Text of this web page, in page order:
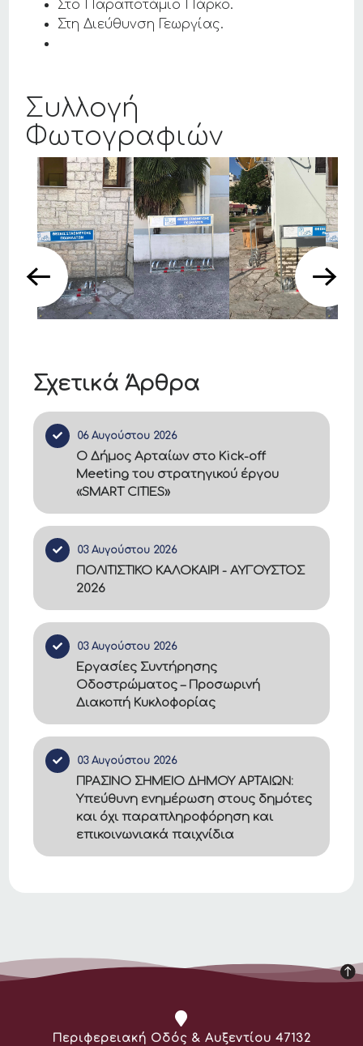
Σχετικά Άρθρα
06 Αυγούστου 2026
Ο Δήμος Αρταίων στο Kick-off
Meeting του στρατηγικού έργου
«SMART CITIES»
03 Αυγούστου 2026
ΠΟΛΙΤΙΣΤΙΚΟ ΚΑΛΟΚΑΙΡΙ - ΑΥΓΟΥΣΤΟΣ
2026
03 Αυγούστου 2026
Εργασίες Συντήρησης
Οδοστρώματος – Προσωρινή
Διακοπή Κυκλοφορίας
03 Αυγούστου 2026
ΠΡΑΣΙΝΟ ΣΗΜΕΙΟ ΔΗΜΟΥ ΑΡΤΑΙΩΝ:
Υπεύθυνη ενημέρωση στους δημότες
και όχι παραπληροφόρηση και
επικοινωνιακά παιχνίδια
Στο Παραποτάμιο Πάρκο.
Στη Διεύθυνση Γεωργίας.
Συλλογή
Φωτογραφιών
Διεύθυνση:
Περιφερειακή Οδός & Αυξεντίου 47132